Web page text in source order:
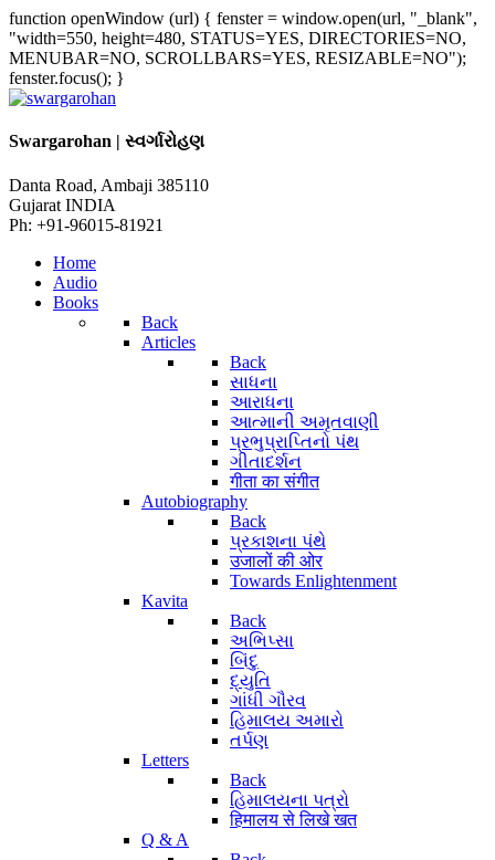
function openWindow (url) { fenster = window.open(url, "_blank",
"width=550, height=480, STATUS=YES, DIRECTORIES=NO,
MENUBAR=NO, SCROLLBARS=YES, RESIZABLE=NO");
fenster.focus(); }
Swargarohan | સ્વર્ગારોહણ
Danta Road, Ambaji 385110
Gujarat INDIA
Ph: +91-96015-81921
Home
Audio
Books
Back
Articles
Back
સાધના
આરાધના
આત્માની અમૃતવાણી
પ્રભુપ્રાપ્તિનો પંથ
ગીતાદર્શન
गीता का संगीत
Autobiography
Back
પ્રકાશના પંથે
उजालों की ओर
Towards Enlightenment
Kavita
Back
અભિપ્સા
બિંદુ
દ્યુતિ
ગાંધી ગૌરવ
હિમાલય અમારો
તર્પણ
Letters
Back
હિમાલયના પત્રો
हिमालय से लिखे खत
Q & A